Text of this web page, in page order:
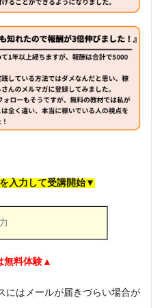
入力して受講開始▼
無料体験▲
にはメールが届きづらい場合が